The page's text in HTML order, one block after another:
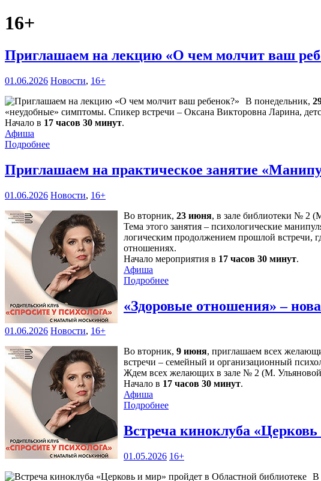
16+
Приглашаем на лекцию «О чем молчит ваш
01.06.2026 Новости, 16+
В понедельник,
«неудобные» симптомы. Спикер встречи – Оксана Викторовна Ларина,
Начало в 17 часов 30 минут.
Афиша
Подробнее
Приглашаем на практическое занятие
01.06.2026 Новости, 16+
Во вторник, 23 июня, в зале библиотеки № 2
Тема этого занятия – психологические
логическим продолжением прошлой встречи,
отношениях.
Начало мероприятия в 17 часов 30 минут.
Афиша
Подробнее
«Здоровые отношения» –
01.06.2026 Новости, 16+
Во вторник, 9 июня, приглашаем всех
встречи – семейный и организационный
Ждем всех желающих в зале № 2 (М.
Начало в 17 часов 30 минут.
Афиша
Подробнее
Встреча киноклуба
01.05.2026 16+
В